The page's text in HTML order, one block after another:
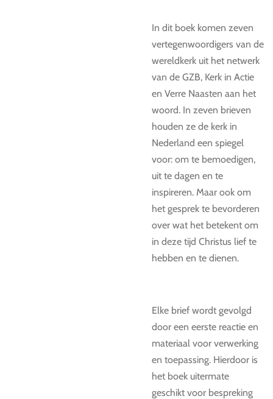
In dit boek komen zeven
vertegenwoordigers van de
wereldkerk uit het netwerk
van de GZB, Kerk in Actie
en Verre Naasten aan het
woord. In zeven brieven
houden ze de kerk in
Nederland een spiegel
voor: om te bemoedigen,
uit te dagen en te
inspireren. Maar ook om
het gesprek te bevorderen
over wat het betekent om
in deze tijd Christus lief te
hebben en te dienen.
Elke brief wordt gevolgd
door een eerste reactie en
materiaal voor verwerking
en toepassing. Hierdoor is
het boek uitermate
geschikt voor bespreking